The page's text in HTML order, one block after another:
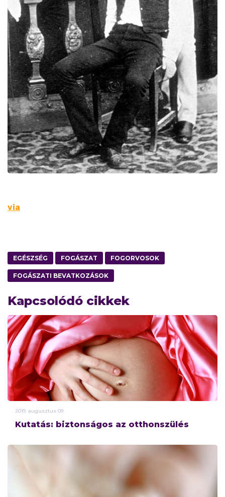
via
EGÉSZSÉG FOGÁSZAT FOGORVOSOK
FOGÁSZATI BEVATKOZÁSOK
Kapcsolódó cikkek
2019. augusztus 09.
Kutatás: biztonságos az otthonszülés